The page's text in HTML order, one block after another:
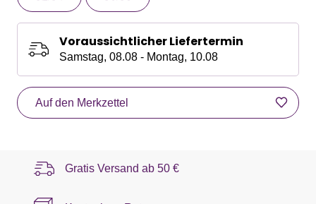
Voraussichtlicher Liefertermin
Samstag, 08.08 - Montag, 10.08
Auf den Merkzettel
Gratis Versand ab 50 €